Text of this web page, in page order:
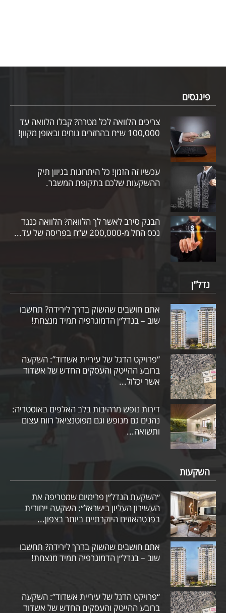
פיננסים
צריכים הלוואה לכל מטרה? קבלו הלוואה עד
100,000 ש״ח בהחזרים נוחים ובאופן מקוון!
עכשיו זה הזמן! כל היתרונות בגיוון תיק
ההשקעות שלכם בתקופת המשבר.
הבנק סירב לאשר לך הלוואה? הלוואה כנגד
נכס החל מ-200,000 ש”ח בפריסה של עד...
נדל"ן
אתם חושבים שהשוק בדרך לירידה? תחשבו
שוב – בנדל״ן הדמוגרפיה תמיד מנצחת!
“פרויקט הדגל של עיריית אשדוד”: השקעה
ברובע ההייטק והעסקים החדש של אשדוד
אשר יכלול...
דירות נופש מרהיבות בלב האלפים באוסטריה:
נהנים גם מנופש וגם מפוטנציאל רווח עצום
ותשואה...
השקעות
״השקעת הנדל״ן פרימיום שמטריפה את
העשירון העליון בישראל״: השקעה ייחודית
בפנטהאוזים היוקרתיים ביותר בצפון...
אתם חושבים שהשוק בדרך לירידה? תחשבו
שוב – בנדל״ן הדמוגרפיה תמיד מנצחת!
“פרויקט הדגל של עיריית אשדוד”: השקעה
ברובע ההייטק והעסקים החדש של אשדוד